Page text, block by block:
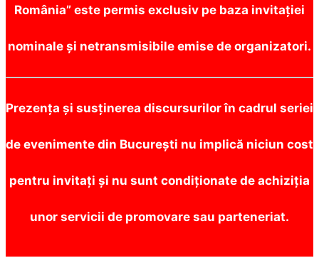
România” este permis exclusiv pe baza invitației
nominale și netransmisibile emise de organizatori.
Prezența și susținerea discursurilor în cadrul seriei
de evenimente din București nu implică niciun cost
pentru invitați și nu sunt condiționate de achiziția
unor servicii de promovare sau parteneriat.